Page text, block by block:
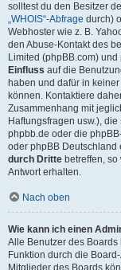
solltest du den Besitzer
„WHOIS“-Abfrage durch)
Webhoster wie z. B.
den Abuse-Kontakt des
Limited (phpBB.com)
Einfluss auf die
haben und dafür in
können. Kontaktiere
Zusammenhang mit
Haftungsfragen usw.), die
phpbb.de oder die
oder phpBB Deutschland
durch Dritte betreffen,
Antwort erhalten.
Nach oben
Wie kann ich einen
Alle Benutzer des
Funktion durch die
Mitglieder des Boards